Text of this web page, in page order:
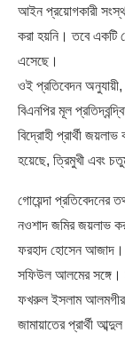
আইন প্রয়োগকারী
করা হয়নি। তবে একটি
এসেছে।
ওই প্রতিবেদন অনুযায়ী,
বিএনপির মূল
বিদ্রোহী প্রার্থী
হয়েছে, ত্রিমুখী এবং
গোয়েন্দা প্রতিবেদনের
নওশাদ জমির জয়লাভ
ফরহাদ হোসেন আজাদ।
সফিউল আলমের সঙ্গে।
ফখরুল ইসলাম
জামায়াতের প্রার্থী